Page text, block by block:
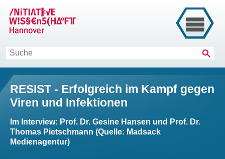
RESIST - Erfolgreich im Kampf gegen
Viren und Infektionen
Im Interview: Prof. Dr. Gesine Hansen und Prof. Dr.
Thomas Pietschmann (Quelle: Madsack
Medienagentur)